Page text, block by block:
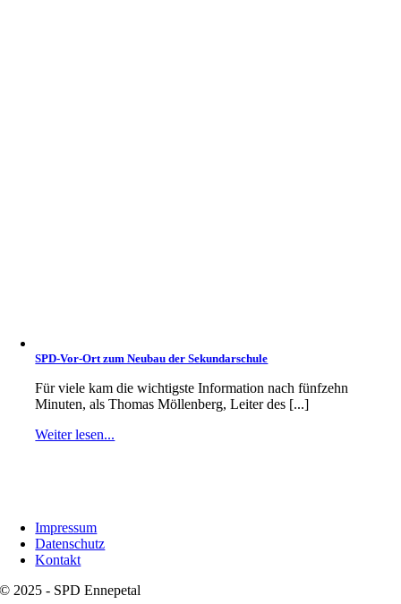
SPD-Vor-Ort zum Neubau der Sekundarschule
Für viele kam die wichtigste Information nach fünfzehn
Minuten, als Thomas Möllenberg, Leiter des [...]
Weiter lesen...
Impressum
Datenschutz
Kontakt
© 2025 - SPD Ennepetal